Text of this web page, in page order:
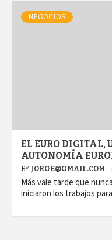
NEGOCIOS
EL EURO DIGITAL,
AUTONOMÍA
BY JORGE@GMAIL.COM
Más vale tarde que
iniciaron los trabajos